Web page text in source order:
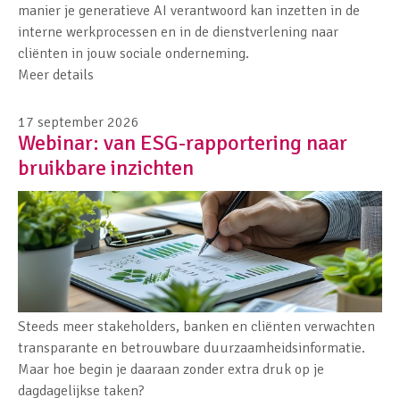
manier je generatieve AI verantwoord kan inzetten in de
interne werkprocessen en in de dienstverlening naar
cliënten in jouw sociale onderneming.
Meer details
17 september 2026
Webinar: van ESG-rapportering naar
bruikbare inzichten
Steeds meer stakeholders, banken en cliënten verwachten
transparante en betrouwbare duurzaamheidsinformatie.
Maar hoe begin je daaraan zonder extra druk op je
dagdagelijkse taken?